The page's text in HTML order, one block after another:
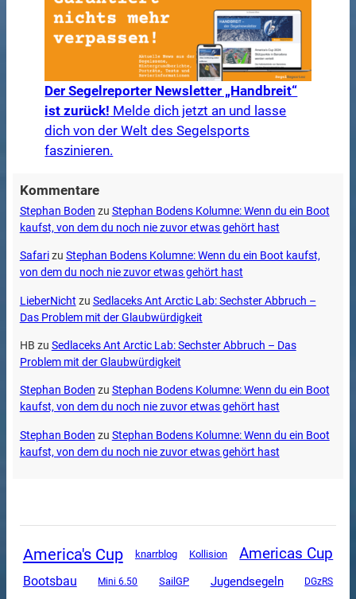
Der Segelreporter Newsletter „Handbreit“
ist zurück! Melde dich jetzt an und lasse
dich von der Welt des Segelsports
faszinieren.
Kommentare
Stephan Boden zu Stephan Bodens Kolumne: Wenn du ein Boot
kaufst, von dem du noch nie zuvor etwas gehört hast
Safarizu Stephan Bodens Kolumne: Wenn du ein Boot kaufst,
von dem du noch nie zuvor etwas gehört hast
LieberNicht zu Sedlaceks Ant Arctic Lab: Sechster Abbruch –
Das Problem mit der Glaubwürdigkeit
HB zu Sedlaceks Ant Arctic Lab: Sechster Abbruch – Das
Problem mit der Glaubwürdigkeit
Stephan Boden zu Stephan Bodens Kolumne: Wenn du ein Boot
kaufst, von dem du noch nie zuvor etwas gehört hast
Stephan Boden zu Stephan Bodens Kolumne: Wenn du ein Boot
kaufst, von dem du noch nie zuvor etwas gehört hast
America's Cup knarrblog Kollision Americas Cup
Bootsbau Mini 6.50 SailGP Jugendsegeln DGzRS